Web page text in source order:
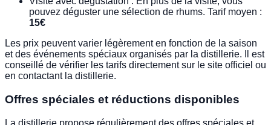
pouvez déguster une sélection de rhums. Tarif moyen :
15€
Les prix peuvent varier légèrement en fonction de la saison
et des événements spéciaux organisés par la distillerie. Il est
conseillé de vérifier les tarifs directement sur le site officiel ou
en contactant la distillerie.
Offres spéciales et réductions disponibles
La distillerie propose régulièrement des offres spéciales et